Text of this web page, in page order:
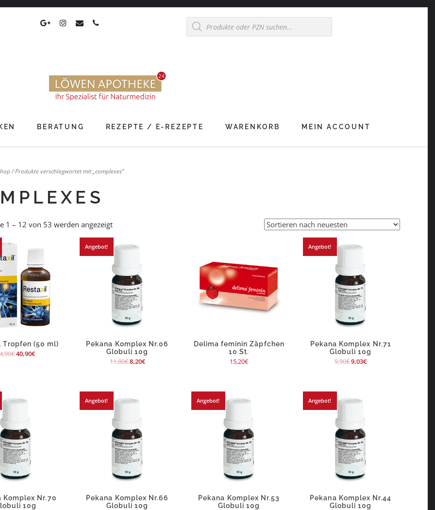
Products
search
BERATUNG REZEPTE / E-REZEPTE WARENKORB MEIN ACCOUNT
/ Produkte verschlagwortet mit „complexes“
1 – 12 von 53 werden angezeigt
Tropfen (50 ml)
€40,90€
Angebot!
Pekana Komplex Nr.06
Globuli 10g
11,80€8,20€
Delima feminin Zäpfchen
10 St.
15,20€
Angebot!
Pekana Komplex Nr.71
Globuli 10g
9,90€9,03€
Komplex Nr.70
10g
Angebot!
Pekana Komplex Nr.66
Globuli 10g
Angebot!
Pekana Komplex Nr.53
Globuli 10g
Angebot!
Pekana Komplex Nr.44
Globuli 10g